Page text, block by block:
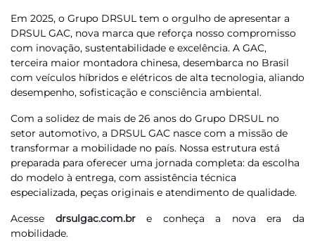
Em 2025, o Grupo DRSUL tem o orgulho de apresentar a
DRSUL GAC, nova marca que reforça nosso compromisso
com inovação, sustentabilidade e excelência. A GAC,
terceira maior montadora chinesa, desembarca no Brasil
com veículos híbridos e elétricos de alta tecnologia, aliando
desempenho, sofisticação e consciência ambiental.
Com a solidez de mais de 26 anos do Grupo DRSUL no
setor automotivo, a DRSUL GAC nasce com a missão de
transformar a mobilidade no país. Nossa estrutura está
preparada para oferecer uma jornada completa: da escolha
do modelo à entrega, com assistência técnica
especializada, peças originais e atendimento de qualidade.
Acesse drsulgac.com.bre conheça a nova era da
mobilidade.